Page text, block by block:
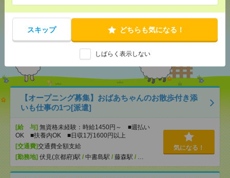
スキップ どちらも気になる！
しばらく表示しない
シェア ツイート ブックマーク
あなたの閲覧履歴からの
おすすめ
【オープニング募集】おばあちゃんのお散歩付き添
いも仕事の1つ[派遣]
[給 与] 無資格未経験：時給1450円～ ■週払い
OK ■扶養内OK ■日収1万1600円以上
[交通費]交通費全額支給
[勤務地] 伏見(京都府)駅 / 中書島駅 / 藤森駅 / …
気になる！